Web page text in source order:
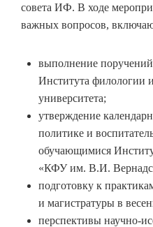
совета ИФ. В ходе
важных вопросов,
выполнение
Института филологии
университета;
утверждение
политике и
обучающимися
«КФУ им. В.И.
подготовку к
и магистратуры в
перспективы научно-